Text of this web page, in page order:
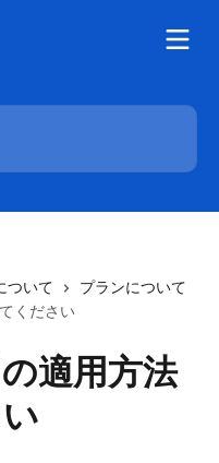
ついて
プランについて
ください
適用方法